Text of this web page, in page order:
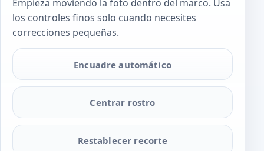
Empieza moviendo la foto dentro del marco. Usa
los controles finos solo cuando necesites
correcciones pequeñas.
Encuadre automático
Centrar rostro
Restablecer recorte